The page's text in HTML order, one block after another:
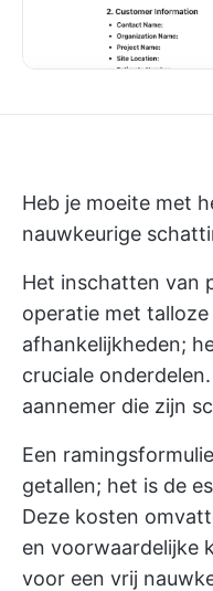
Heb je moeite met
nauwkeurige
Het inschatten van
operatie met talloze
afhankelijkheden;
cruciale
aannemer die zijn
Een
getallen; het is de
Deze kosten
en voorwaardelijke
voor een vrij